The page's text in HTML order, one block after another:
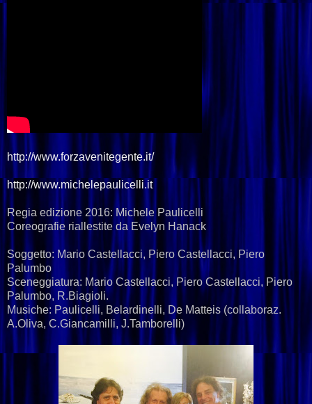
http://www.forzavenitegente.it/
http://www.michelepaulicelli.it
Regia edizione 2016: Michele Paulicelli
Coreografie riallestite da Evelyn Hanack
Soggetto: Mario Castellacci, Piero Castellacci, Piero
Palumbo
Sceneggiatura: Mario Castellacci, Piero Castellacci, Piero
Palumbo, R.Biagioli.
Musiche: Paulicelli, Belardinelli, De Matteis (collaboraz.
A.Oliva, C.Giancamilli, J.Tamborelli)